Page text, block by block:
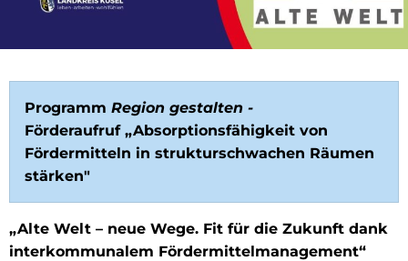
Programm Region gestalten -
Förderaufruf „Absorptionsfähigkeit von
Fördermitteln in strukturschwachen Räumen
stärken"
„Alte Welt – neue Wege. Fit für die Zukunft dank
inter­kommunalem Fördermittelmanagement“